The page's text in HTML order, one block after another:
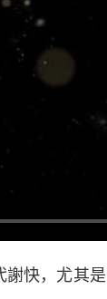
快，尤其